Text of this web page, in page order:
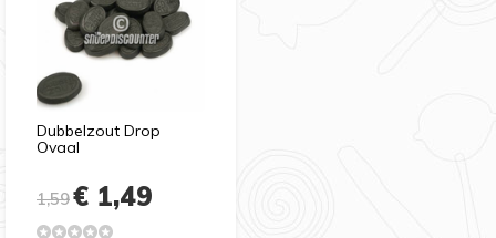
Dubbelzout Drop
Ovaal
1,59€ 1,49